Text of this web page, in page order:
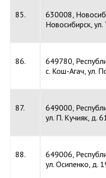
85.
630008,
Новосибирск, ул.
86.
649780,
с. Кош-Агач, ул.
87.
649000,
ул. П. Кучияк, д.
88.
649006,
ул. Осипенко, д.